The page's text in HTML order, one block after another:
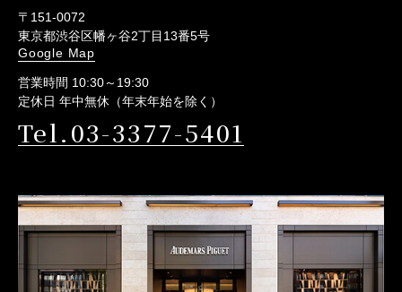
〒151-0072
東京都渋谷区幡ヶ谷2丁目13番5号
Google Map
営業時間 10:30～19:30
定休日 年中無休（年末年始を除く）
Tel.03-3377-5401